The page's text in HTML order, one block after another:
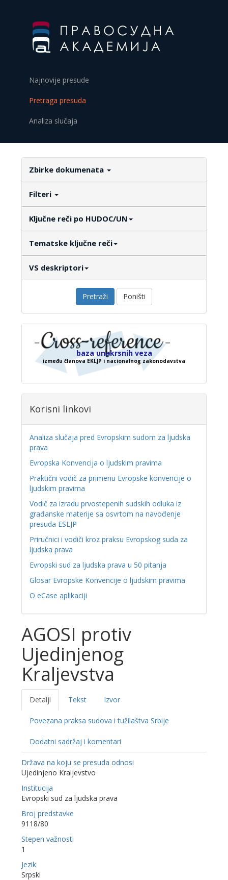
Najnovije presude
Pretraga presuda
Analiza slučaja
Zbirke dokumenata
Filteri
Ključne reči po HUDOC/UN
Tematske ključne reči
VS deskriptori
Pretraži Poništi
baza unakrsnih veza
između članova EKLJP i nacionalnog zakonodavstva
Korisni linkovi
Analiza slučaja pred Evropskim sudom za ljudska
prava
Evropska Konvencija o ljudskim pravima
Praktični vodič za primenu Evropske konvencije o
ljudskim pravima
Vodič za izradu prvostepenih sudskih odluka iz
građanske materije sa osvrtom na navođenje
presuda ESLJP
Priručnici i vodiči kroz praksu Evropskog suda za
ljudska prava
Evropski sud za ljudska prava u 50 pitanja
Glosar Evropske Konvencije o ljudskim pravima
O eCase aplikaciji
AGOSI protiv
Ujedinjenog
Kraljevstva
Detalji Tekst Izvor
Povezana praksa sudova i tužilaštva Srbije
Dodatni sadržaj i komentari
Država na koju se presuda odnosi
Ujedinjeno Kraljevstvo
Institucija
Evropski sud za ljudska prava
Broj predstavke
9118/80
Stepen važnosti
1
Jezik
Srpski